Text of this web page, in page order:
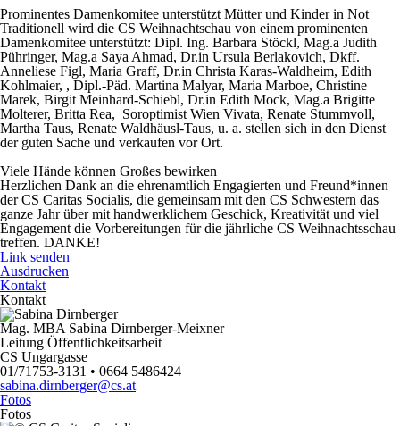
Prominentes Damenkomitee unterstützt Mütter und Kinder in Not
Traditionell wird die CS Weihnachtschau von einem prominenten
Damenkomitee unterstützt: Dipl. Ing. Barbara Stöckl, Mag.a Judith
Pühringer, Mag.a Saya Ahmad, Dr.in Ursula Berlakovich, Dkff.
Anneliese Figl, Maria Graff, Dr.in Christa Karas-Waldheim, Edith
Kohlmaier, , Dipl.-Päd. Martina Malyar, Maria Marboe, Christine
Marek, Birgit Meinhard-Schiebl, Dr.in Edith Mock, Mag.a Brigitte
Molterer, Britta Rea, Soroptimist Wien Vivata, Renate Stummvoll,
Martha Taus, Renate Waldhäusl-Taus, u. a. stellen sich in den Dienst
der guten Sache und verkaufen vor Ort.
Viele Hände können Großes bewirken
Herzlichen Dank an die ehrenamtlich Engagierten und Freund*innen
der CS Caritas Socialis, die gemeinsam mit den CS Schwestern das
ganze Jahr über mit handwerklichem Geschick, Kreativität und viel
Engagement die Vorbereitungen für die jährliche CS Weihnachtsschau
treffen. DANKE!
Link senden
Ausdrucken
Kontakt
Kontakt
Mag. MBA Sabina Dirnberger-Meixner
Leitung Öffentlichkeitsarbeit
CS Ungargasse
01/71753-3131 • 0664 5486424
sabina.dirnberger@cs.at
Fotos
Fotos